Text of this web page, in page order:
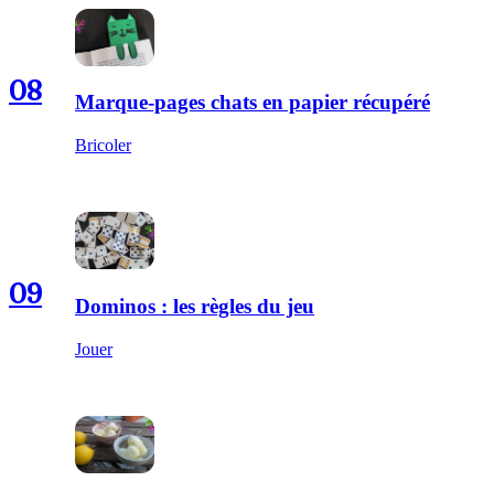
08 Marque-pages chats en papier récupéré
Bricoler
09 Dominos : les règles du jeu
Jouer